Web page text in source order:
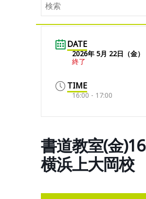
DATE
2026年 5月 22日（金）
終了
TIME
16:00 - 17:00
書道教室(金
横浜上大岡校